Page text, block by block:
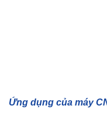
Ứng dụng của máy